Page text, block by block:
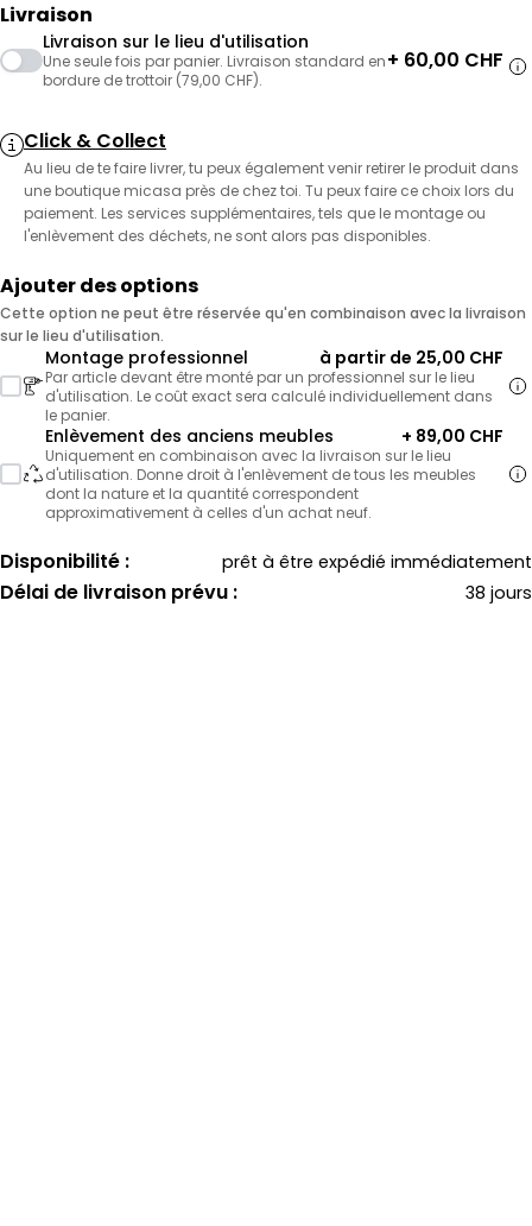
Livraison
Livraison sur le lieu d'utilisation
Une seule fois par panier. Livraison standard en
bordure de trottoir (79,00 CHF).
+ 60,00 CHF
Click & Collect
Au lieu de te faire livrer, tu peux également venir retirer le produit dans
une boutique micasa près de chez toi. Tu peux faire ce choix lors du
paiement. Les services supplémentaires, tels que le montage ou
l'enlèvement des déchets, ne sont alors pas disponibles.
Ajouter des options
Cette option ne peut être réservée qu'en combinaison avec la livraison
sur le lieu d'utilisation.
Montage professionnel à partir de 25,00 CHF
Par article devant être monté par un professionnel sur le lieu
d'utilisation. Le coût exact sera calculé individuellement dans
le panier.
Enlèvement des anciens meubles + 89,00 CHF
Uniquement en combinaison avec la livraison sur le lieu
d'utilisation. Donne droit à l'enlèvement de tous les meubles
dont la nature et la quantité correspondent
approximativement à celles d'un achat neuf.
Disponibilité : prêt à être expédié immédiatement
Délai de livraison prévu : 38 jours